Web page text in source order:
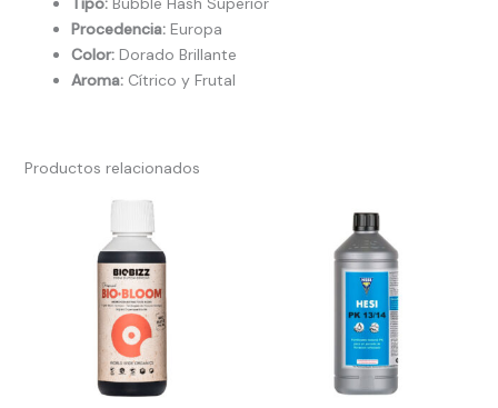
Procedencia:Europa
Color:Dorado Brillante
Aroma: Cítrico y Frutal
Productos relacionados
Rango
precios:
desde
7.00€
hasta
14.00€